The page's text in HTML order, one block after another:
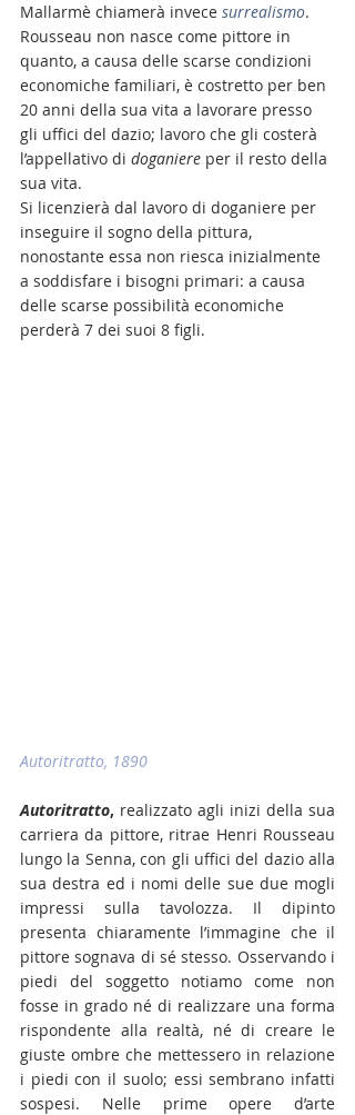
Mallarmè chiamerà invece surrealismo.
Rousseau non nasce come pittore in
quanto, a causa delle scarse condizioni
economiche familiari, è costretto per ben
20 anni della sua vita a lavorare presso
gli uffici del dazio; lavoro che gli costerà
l’appellativo di doganiere per il resto della
sua vita.
Si licenzierà dal lavoro di doganiere per
inseguire il sogno della pittura,
nonostante essa non riesca inizialmente
a soddisfare i bisogni primari: a causa
delle scarse possibilità economiche
perderà 7 dei suoi 8 figli.
Autoritratto, 1890
Autoritratto, realizzato agli inizi della sua
carriera da pittore, ritrae Henri Rousseau
lungo la Senna, con gli uffici del dazio alla
sua destra ed i nomi delle sue due mogli
impressi sulla tavolozza. Il dipinto
presenta chiaramente l’immagine che il
pittore sognava di sé stesso. Osservando i
piedi del soggetto notiamo come non
fosse in grado né di realizzare una forma
rispondente alla realtà, né di creare le
giuste ombre che mettessero in relazione
i piedi con il suolo; essi sembrano infatti
sospesi. Nelle prime opere d’arte